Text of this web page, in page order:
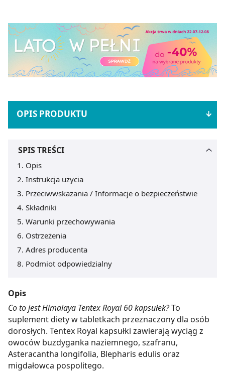
OPIS PRODUKTU
SPIS TREŚCI
Opis
Instrukcja użycia
Przeciwwskazania / Informacje o bezpieczeństwie
Składniki
Warunki przechowywania
Ostrzeżenia
Adres producenta
Podmiot odpowiedzialny
Opis
Co to jest Himalaya Tentex Royal 60 kapsułek?To
suplement diety w tabletkach przeznaczony dla osób
dorosłych. Tentex Royal kapsułki zawierają wyciąg z
owoców buzdyganka naziemnego, szafranu,
Asteracantha longifolia, Blepharis edulis oraz
migdałowca pospolitego.